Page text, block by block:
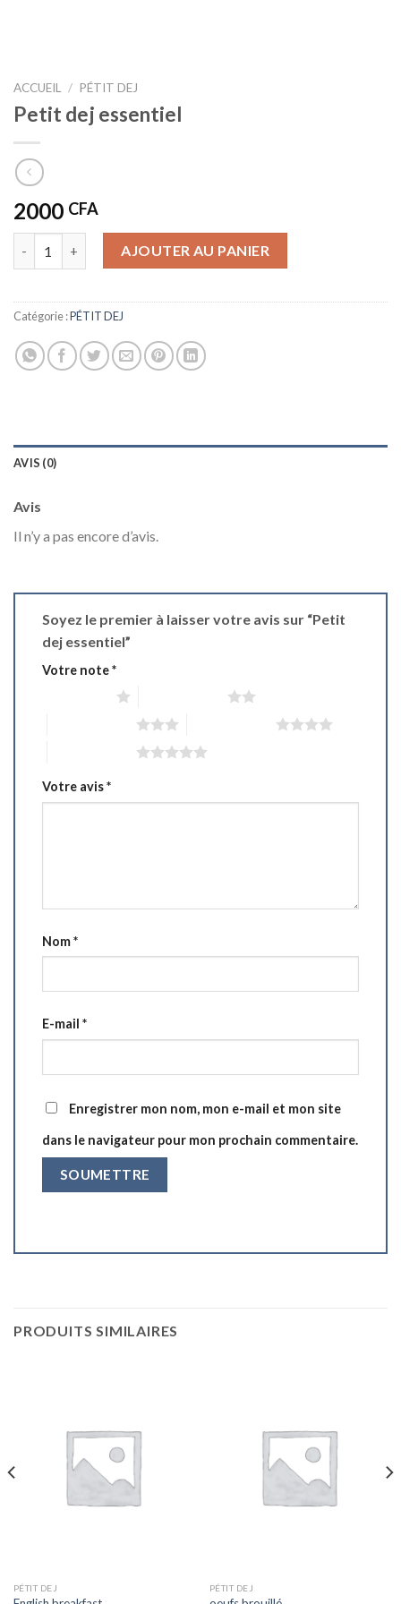
ACCUEIL / PÉTIT DEJ
Petit dej essentiel
2000 CFA
quantité de Petit dej essentiel
AJOUTER AU PANIER
Catégorie :PÉTIT DEJ
AVIS (0)
Avis
Il n’y a pas encore d’avis.
Soyez le premier à laisser votre avis sur “Petit
dej essentiel”
Votre note*
Votre avis*
Nom*
E-mail *
Enregistrer mon nom, mon e-mail et mon site
dans le navigateur pour mon prochain commentaire.
PRODUITS SIMILAIRES
PÉTIT DEJ PÉTIT DEJ